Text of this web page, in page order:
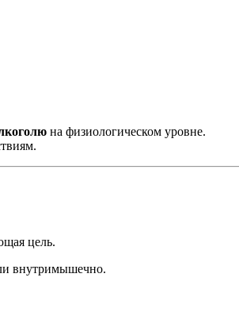
на физиологическом уровне.
цель.
внутримышечно.